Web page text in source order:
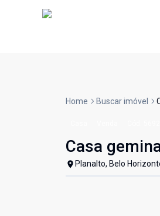
Home Buscar imóvel
Casa
Planalto, Belo